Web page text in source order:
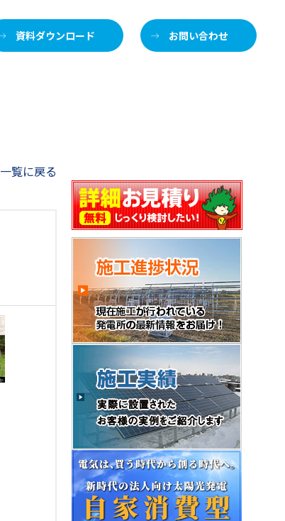
資料ダウンロード お問い合わせ
一覧に戻る